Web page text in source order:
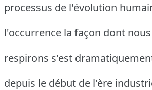
processus de l'évolution
l'occurrence la façon dont nous
respirons s'est
depuis le début de l'ère